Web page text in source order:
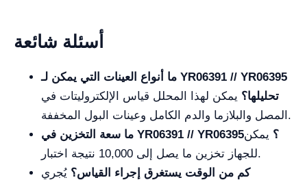
أسئلة شائعة
ما أنواع العينات التي يمكن لـ YR06391 // YR06395
تحليلها؟ يمكن لهذا المحلل قياس الإلكتروليتات في
المصل والبلازما والدم الكامل وعينات البول المخففة.
ما سعة التخزين في YR06391 // YR06395؟ يمكن
للجهاز تخزين ما يصل إلى 10,000 نتيجة اختبار.
كم من الوقت يستغرق إجراء القياس؟ يُجري